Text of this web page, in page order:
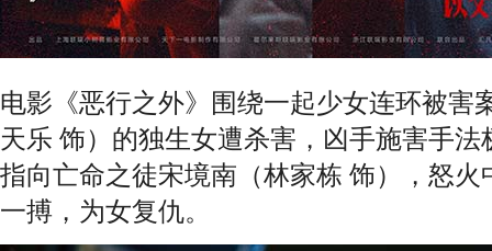
电影《恶行之外》围绕一起少女连环被害
天乐 饰）的独生女遭杀害，凶手施害手
指向亡命之徒宋境南（林家栋 饰），怒
一搏，为女复仇。